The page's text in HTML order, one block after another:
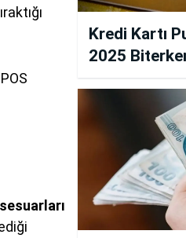
Kredi Kartı
2025
Puan ve
Tarihleri